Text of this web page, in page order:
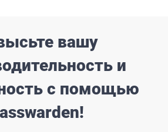
вашу
и
с помощью